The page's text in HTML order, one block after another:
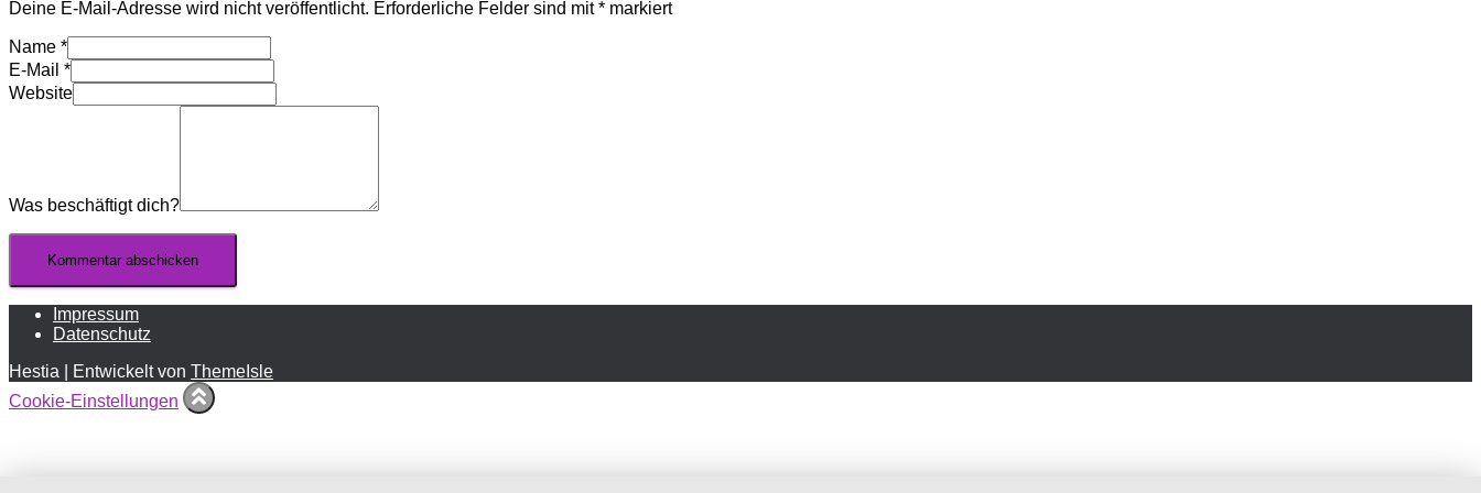
Deine E-Mail-Adresse wird nicht veröffentlicht. Erforderliche Felder sind mit* markiert
Name *
E-Mail *
Website
Was beschäftigt dich?
Impressum
Datenschutz
Hestia | Entwickelt von ThemeIsle
Cookie-Einstellungen